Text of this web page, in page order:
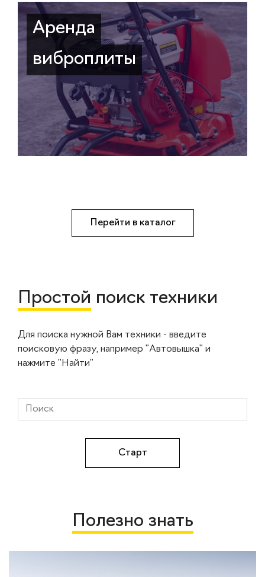
Аренда
виброплиты
Перейти в каталог
Простой поиск техники
Для поиска нужной Вам техники - введите
поисковую фразу, например "Автовышка" и
нажмите "Найти"
Полезно знать